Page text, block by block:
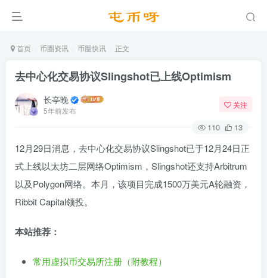
首页 币圈资讯 币圈快讯 正文
去中心化交易协议Slingshot已上线Optimism
长亭晚
5年前发布
关注
110 13
12月29日消息，去中心化交易协议Slingshot已于12月24日正
式上线以太坊二层网络Optimism，Slingshot还支持Arbitrum
以及Polygon网络。本月，该项目完成1500万美元A轮融资，
Ribbit Capital领投。
本站推荐：
常用虚拟币交易所注册（附教程）